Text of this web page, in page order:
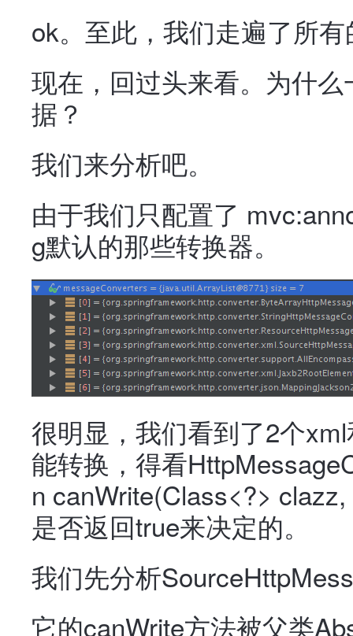
ok。至此，我们走遍了所
现在，回过头来看。为什
据？
我们来分析吧。
由于我们只配置了
g默认的那些转换器。
很明显，我们看到了2个
能转换，得看
n canWrite(Class<?>
是否返回true来决定的。
我们先分析
它的canWrite方法被父类